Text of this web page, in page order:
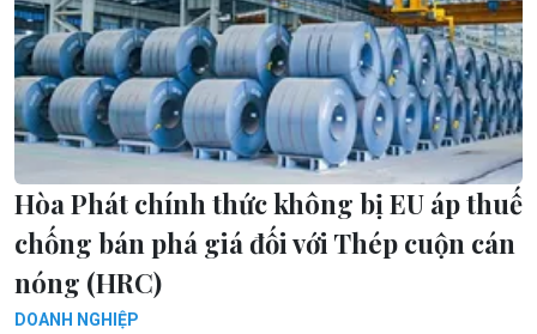
Hòa Phát chính thức không bị EU áp thuế
chống bán phá giá đối với Thép cuộn cán
nóng (HRC)
DOANH NGHIỆP